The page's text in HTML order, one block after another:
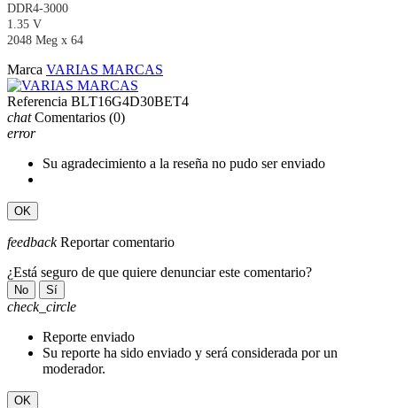
DDR4-3000
1.35 V
2048 Meg x 64
Marca VARIAS MARCAS
Referencia BLT16G4D30BET4
chat Comentarios (0)
error
Su agradecimiento a la reseña no pudo ser enviado
OK
feedback Reportar comentario
¿Está seguro de que quiere denunciar este comentario?
No Sí
check_circle
Reporte enviado
Su reporte ha sido enviado y será considerada por un
moderador.
OK